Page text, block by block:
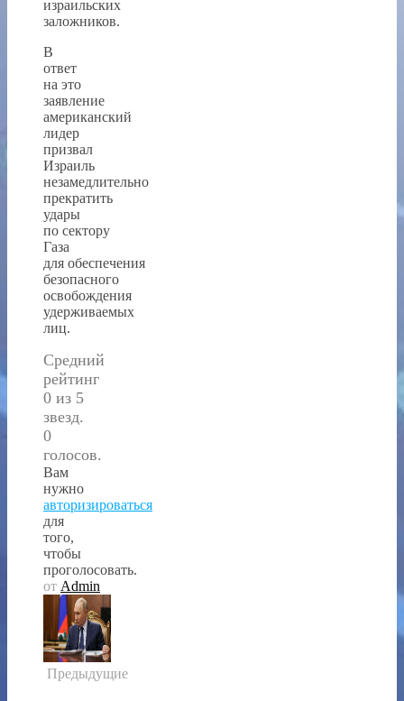
израильских
заложников.
В
ответ
на это
заявление
американский
лидер
призвал
Израиль
незамедлительно
прекратить
удары
по сектору
Газа
для обеспечения
безопасного
освобождения
удерживаемых
лиц.
Средний
рейтинг
0 из 5
звезд.
0
голосов.
Вам
нужно
авторизироваться
для
того,
чтобы
проголосовать.
от Admin
Предыдущие